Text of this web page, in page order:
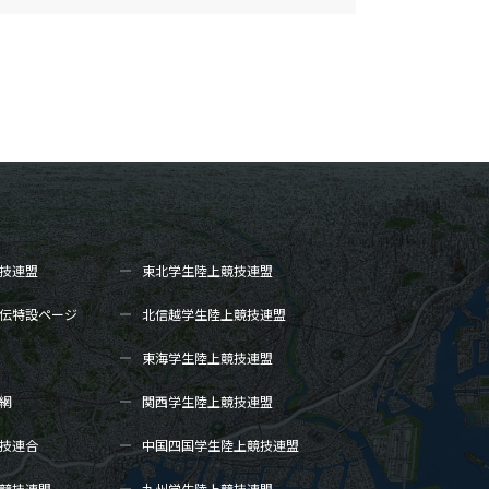
連盟 東北学生陸上競技連盟
特設ページ 北信越学生陸上競技連盟
東海学生陸上競技連盟
関西学生陸上競技連盟
連合 中国四国学生陸上競技連盟